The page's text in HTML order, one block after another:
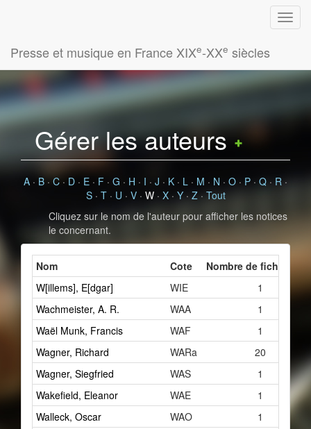
Presse et musique en France XIXe-XXe siècles
Gérer les auteurs
A · B · C · D · E · F · G · H · I · J · K · L · M · N · O · P · Q · R ·
S· T· U · V· W· X· Y· Z· Tout
Cliquez sur le nom de l'auteur pour afficher les notices
le concernant.
Nom Cote
Nombre de fiches
W[illems], E[dgar]
WIE
1
Wachmeister, A. R.
WAA
1
Waël Munk, Francis
WAF
1
Wagner, Richard
WARa
20
Wagner, Siegfried
WAS
1
Wakefield, Eleanor
WAE
1
Walleck, Oscar
WAO
1